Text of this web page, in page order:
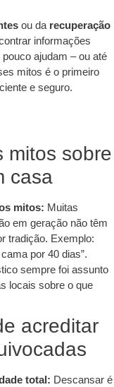
ou da recuperação
informações
ajudam – ou até
mitos é o primeiro
e seguro.
mitos sobre
casa
mitos: Muitas
em geração não têm
tradição. Exemplo:
por 40 dias”.
sempre foi assunto
locais sobre o que
acreditar
total: Descansar é